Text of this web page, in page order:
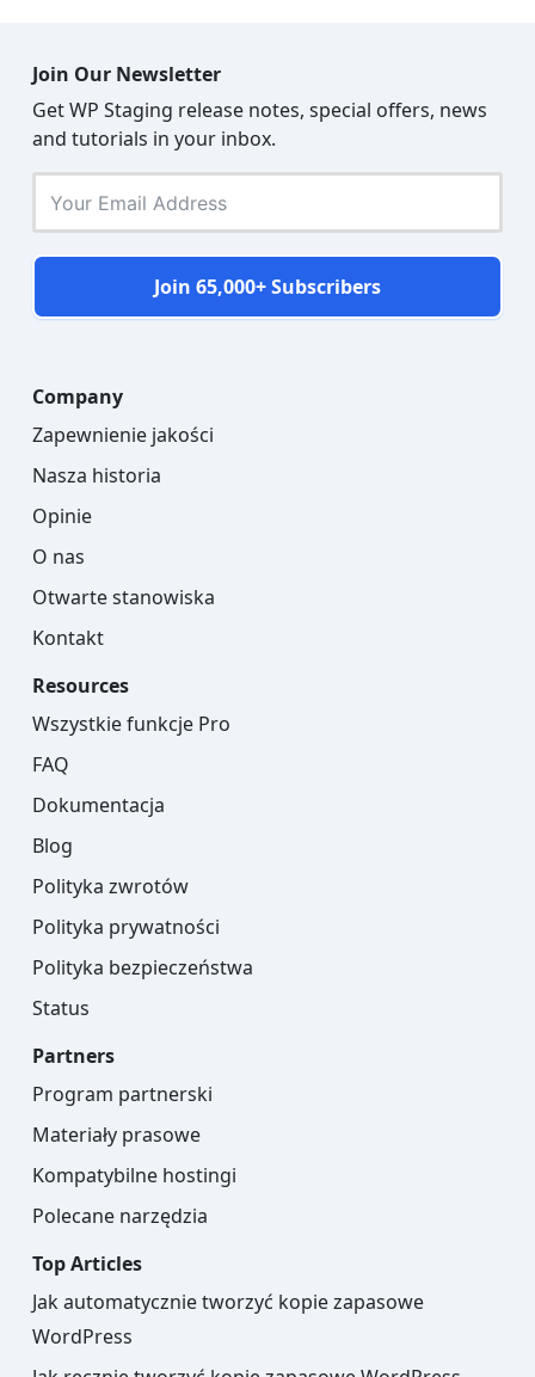
Join Our Newsletter
Get WP Staging release notes, special offers, news
and tutorials in your inbox.
Join 65,000+ Subscribers
Company
Zapewnienie jakości
Nasza historia
Opinie
O nas
Otwarte stanowiska
Kontakt
Resources
Wszystkie funkcje Pro
FAQ
Dokumentacja
Blog
Polityka zwrotów
Polityka prywatności
Polityka bezpieczeństwa
Status
Partners
Program partnerski
Materiały prasowe
Kompatybilne hostingi
Polecane narzędzia
Top Articles
Jak automatycznie tworzyć kopie zapasowe
WordPress